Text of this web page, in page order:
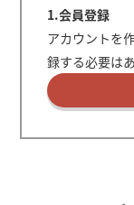
1.会員登録
アカウントを
録する必要は